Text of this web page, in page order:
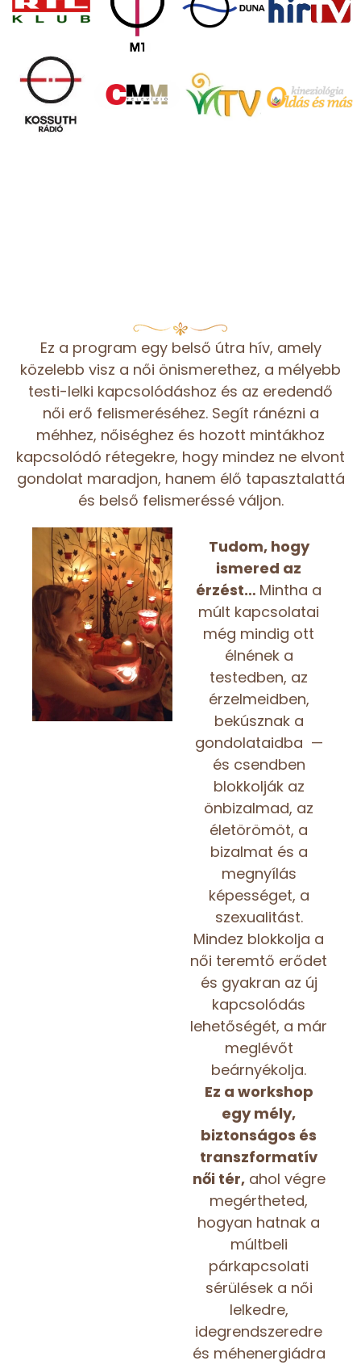
Ez a program egy belső útra hív, amely
közelebb visz a női önismerethez, a mélyebb
testi-lelki kapcsolódáshoz és az eredendő
női erő felismeréséhez. Segít ránézni a
méhhez, nőiséghez és hozott mintákhoz
kapcsolódó rétegekre, hogy mindez ne elvont
gondolat maradjon, hanem élő tapasztalattá
és belső felismeréssé váljon.
Tudom, hogy
ismered az
érzést… Mintha a
múlt kapcsolatai
még mindig ott
élnének a
testedben, az
érzelmeidben,
bekúsznak a
gondolataidba —
és csendben
blokkolják az
önbizalmad, az
életörömöt, a
bizalmat és a
megnyílás
képességet, a
szexualitást.
Mindez blokkolja a
női teremtő erődet
és gyakran az új
kapcsolódás
lehetőségét, a már
meglévőt
beárnyékolja.
Ez a workshop
egy mély,
biztonságos és
transzformatív
női tér,ahol végre
megértheted,
hogyan hatnak a
múltbeli
párkapcsolati
sérülések a női
lelkedre,
idegrendszeredre
és méhenergiádra